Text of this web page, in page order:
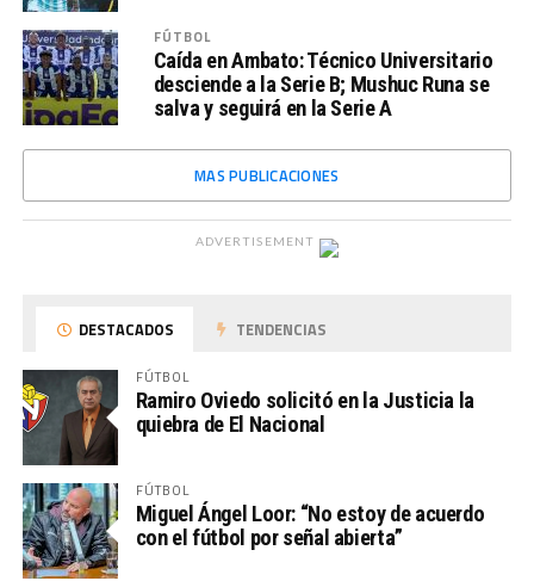
FÚTBOL
Caída en Ambato: Técnico Universitario
desciende a la Serie B; Mushuc Runa se
salva y seguirá en la Serie A
MAS PUBLICACIONES
ADVERTISEMENT
DESTACADOS TENDENCIAS
FÚTBOL
Ramiro Oviedo solicitó en la Justicia la
quiebra de El Nacional
FÚTBOL
Miguel Ángel Loor: “No estoy de acuerdo
con el fútbol por señal abierta”